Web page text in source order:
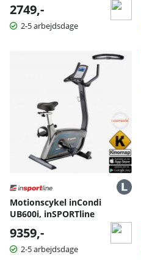
2749,-
2-5 arbejdsdage
Motionscykel inCondi
UB600i, inSPORTline
9359,-
2-5 arbejdsdage